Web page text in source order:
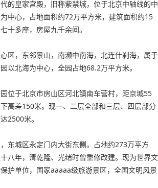
的皇家宫殿，旧称紫禁城，位于北京中轴线的中
中心，占地面积约72万平方米，建筑面积约15
十多座，房屋九千余间。
区，东邻景山，南濒中南海，北连什刹海，属于
以北海为中心，全园占地68.2万平方米。
位于北京市房山区河北镇南车营村，距京城55
高差150米。现一、二层全部和三层、四层部分
2500米。
东城区永定门内大街东侧。占地约273万平方
八年，清乾隆、光绪时曾重修改建。现为世界文
护单位，国家aaaaa级旅游景区，全国文明风景